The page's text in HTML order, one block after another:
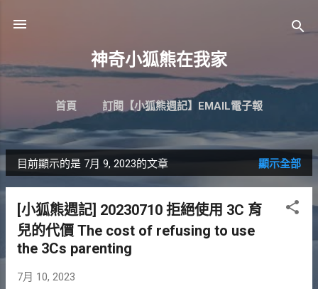
神奇小狐熊在我家
首頁 訂閱【小狐熊週記】EMAIL電子報
發
表
文
章
目前顯示的是 7月 9, 2023的文章 顯示全部
[小狐熊週記] 20230710 拒絕使用 3C 育
兒的代價 The cost of refusing to use
the 3Cs parenting
7月 10, 2023